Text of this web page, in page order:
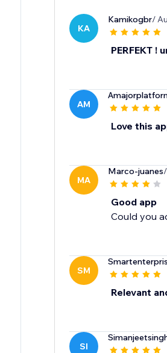
KA
Kamikogbr/
PERFEKT !
AM
Love this
MA
Marco-juanes
Good app
Could you
SM
Relevant
SI